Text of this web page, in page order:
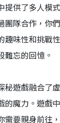
提供了多人模
團隊合作，你
趣味性和挑戰
難忘的回憶。
秘遊戲融合了
的魔力。遊戲
需要親身前往